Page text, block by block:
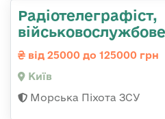
Радіотелеграфіст,
від 25000 до 125000 грн
Київ
Морська Піхота ЗСУ